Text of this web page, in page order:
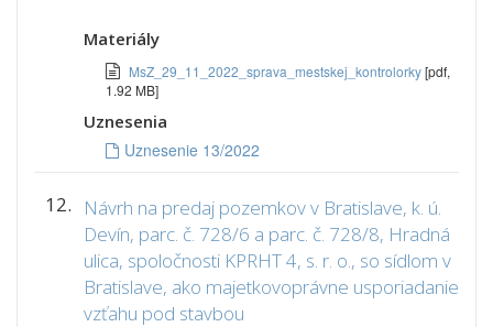
Materiály
MsZ_29_11_2022_sprava_mestskej_kontrolorky[pdf,
1.92 MB]
Uznesenia
Uznesenie 13/2022
12.
Návrh na predaj pozemkov v Bratislave, k. ú.
Devín, parc. č. 728/6 a parc. č. 728/8, Hradná
ulica, spoločnosti KPRHT 4, s. r. o., so sídlom v
Bratislave, ako majetkovoprávne usporiadanie
vzťahu pod stavbou